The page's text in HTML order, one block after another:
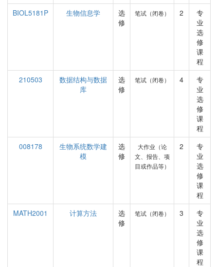
BIOL5181P
生物信息学
选
修
笔试（闭卷） 2
专
业
选
修
课
程
210503
数据结构与数据
库
选
修
笔试（闭卷） 4
专
业
选
修
课
程
008178
生物系统数学建
模
选
修
大作业（论
文、报告、项
目或作品等）
2
专
业
选
修
课
程
MATH2001
计算方法
选
修
笔试（闭卷） 3
专
业
选
修
课
程